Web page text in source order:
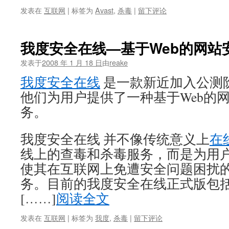
发表在 互联网 | 标签为 Avast, 杀毒 | 留下评论
我度安全在线—基于Web的网站
发表于2008 年 1 月 18 日由reake
我度安全在线 是一款新近加入公
他们为用户提供了一种基于Web的
务。
我度安全在线 并不像传统意义上在
线上的查毒和杀毒服务，而是为用
使其在互联网上免遭安全问题困扰
务。目前的我度安全在线正式版包
[……]阅读全文
发表在 互联网 | 标签为 我度, 杀毒 | 留下评论